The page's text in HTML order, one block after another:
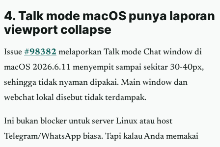
4. Talk mode macOS punya laporan
viewport collapse
Issue #98382 melaporkan Talk mode Chat window di
macOS 2026.6.11 menyempit sampai sekitar 30-40px,
sehingga tidak nyaman dipakai. Main window dan
webchat lokal disebut tidak terdampak.
Ini bukan blocker untuk server Linux atau host
Telegram/WhatsApp biasa. Tapi kalau Anda memakai